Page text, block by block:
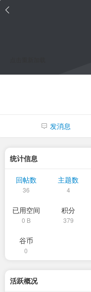
发消息
统计信息
回帖数
36
主题数
4
已用空间
0 B
积分
379
谷币
0
活跃概况